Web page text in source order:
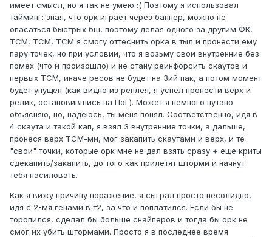
имеет смысл, но я так не умею :( Поэтому я использовал
тайминг: зная, что орк играет через баннер, можно не
опасаться быстрых бш, поэтому делая одного за другим ФК,
ТСМ, ТСМ, ТСМ я смогу оттеснить орка в тыл и пронести ему
пару точек, но при условии, что я возьму свои внутренние без
помех (что и произошло) и не стану реинфорсить скаутов и
первых ТСМ, иначе ресов не будет на 3ий пак, а потом момент
будет упущен (как видно из реплея, я успел пронести верх и
релик, остановившись на ПоГ). Может я немного путано
объясняю, но, надеюсь, ты меня понял. Соответственно, идя в
4 скаута и такой кап, я взял 3 внутренние точки, а дальше,
пронеся верх ТСМ-ми, мог закапить скаутами и верх, и те
"свои" точки, которые орк мне не дал взять сразу + еще криты
сдекапить/закапить, до того как прилетят шторми и начнут
тебя насиловать.
Как я вижу причину поражение, я сыграл просто несолидно,
идя с 2-мя генами в т2, за что и поплатился. Если бы не
торопился, сделал бы больше снайперов и тогда бы орк не
смог их убить штормами. Просто я в последнее время